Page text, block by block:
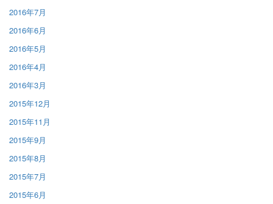
2016年7月
2016年6月
2016年5月
2016年4月
2016年3月
2015年12月
2015年11月
2015年9月
2015年8月
2015年7月
2015年6月